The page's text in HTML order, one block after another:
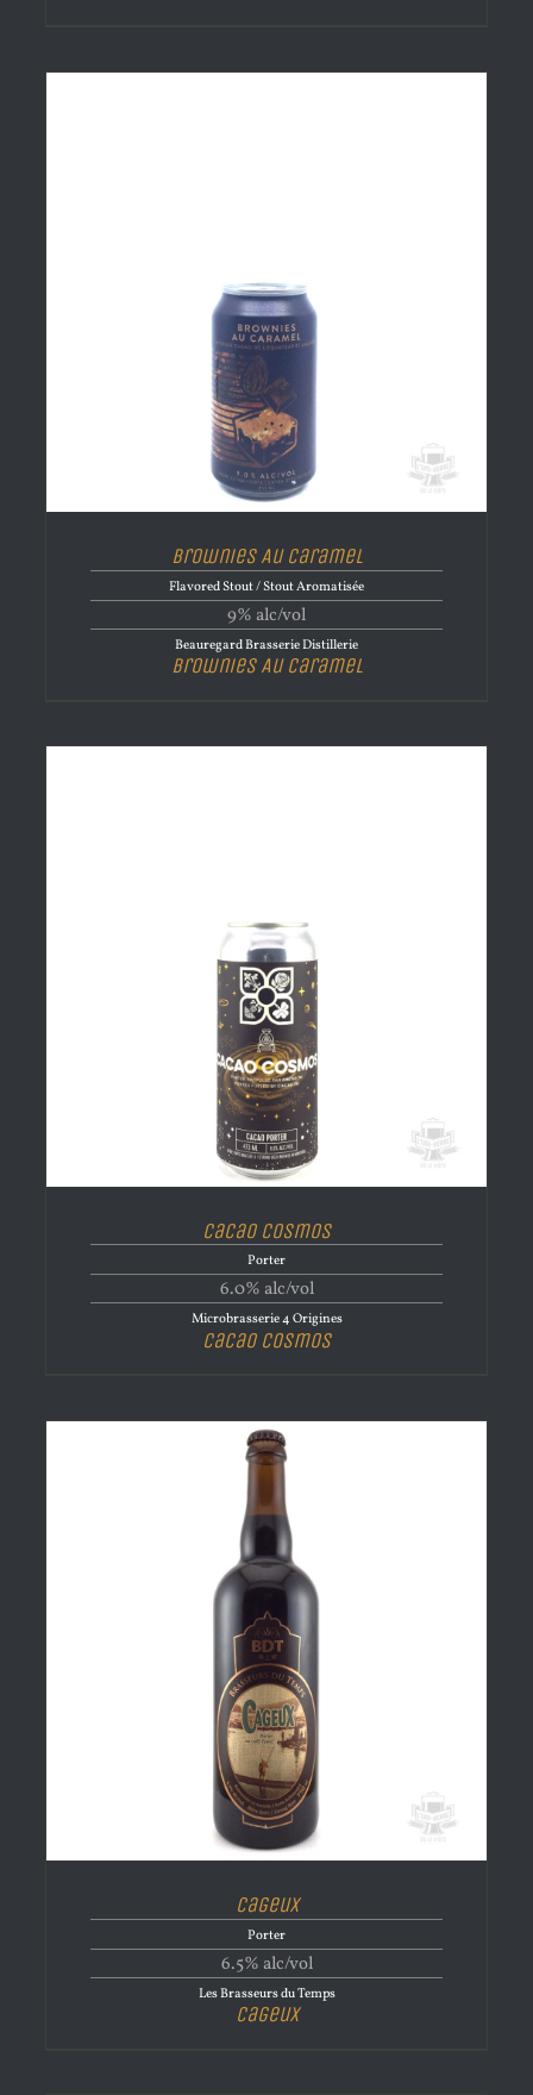
Brownies Au Caramel
Flavored Stout / Stout Aromatisée
9% alc/vol
Beauregard Brasserie Distillerie
Brownies Au Caramel
Cacao Cosmos
Porter
6.0% alc/vol
Microbrasserie 4 Origines
Cacao Cosmos
Cageux
Porter
6.5% alc/vol
Les Brasseurs du Temps
Cageux